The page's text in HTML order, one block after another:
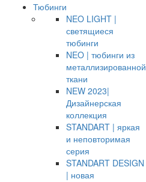
Тюбинги
NEO LIGHT |
светящиеся
тюбинги
NEO | тюбинги из
металлизированной
ткани
NEW 2023|
Дизайнерская
коллекция
STANDART | яркая
и неповторимая
серия
STANDART DESIGN
| новая